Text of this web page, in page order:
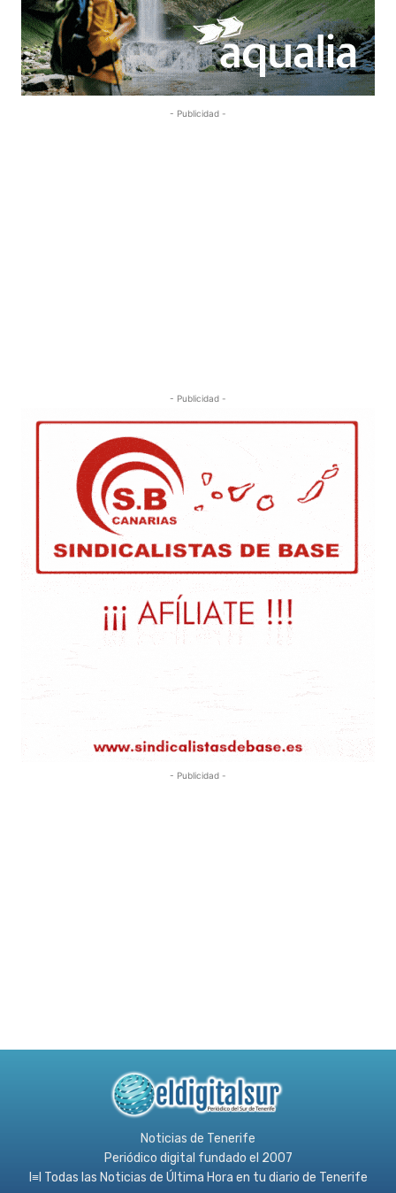
- Publicidad -
- Publicidad -
- Publicidad -
Noticias de Tenerife
Periódico digital fundado el 2007
l≡l Todas las Noticias de Última Hora en tu diario de Tenerife